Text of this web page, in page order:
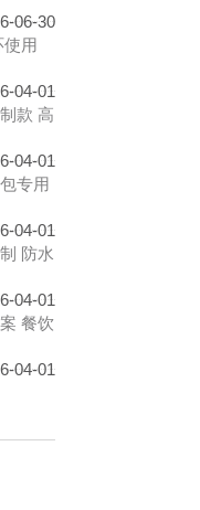
06-30
用
04-01
款 高
04-01
专用
04-01
防水
04-01
餐饮
04-01